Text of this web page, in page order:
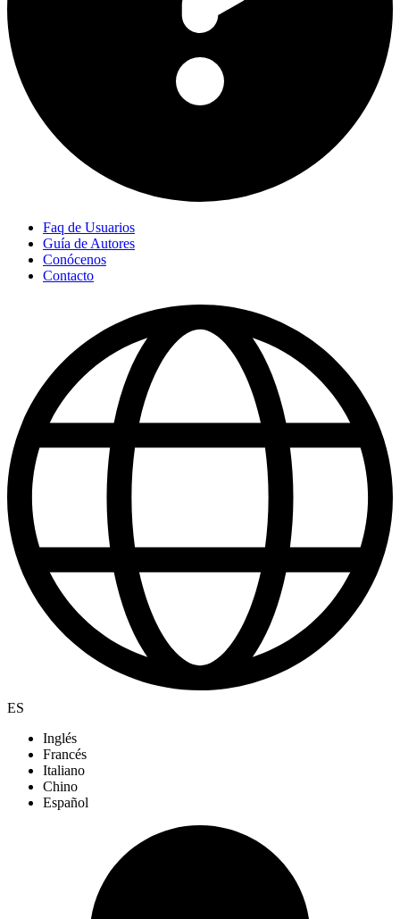
Faq de Usuarios
Guía de Autores
Conócenos
Contacto
ES
Inglés
Francés
Italiano
Chino
Español